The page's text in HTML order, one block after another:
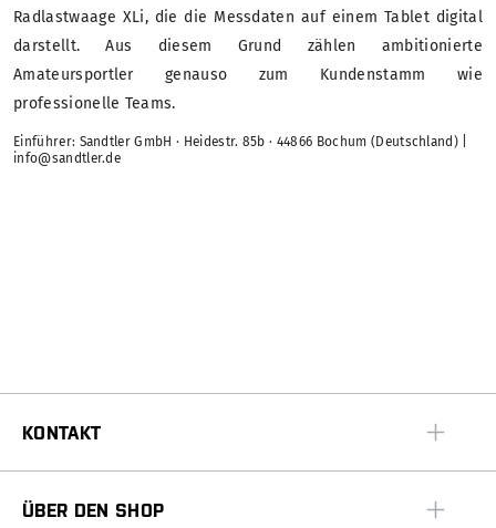
Radlastwaage XLi, die die Messdaten auf einem Tablet digital
darstellt. Aus diesem Grund zählen ambitionierte
Amateursportler genauso zum Kundenstamm wie
professionelle Teams.
Einführer: Sandtler GmbH · Heidestr. 85b · 44866 Bochum (Deutschland) |
info@sandtler.de
KONTAKT
ÜBER DEN SHOP